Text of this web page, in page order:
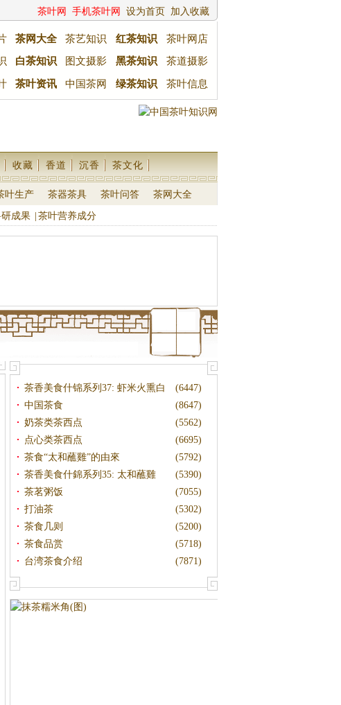
茶叶网 手机茶叶网 设为首页 加入收藏
茶网大全 茶艺知识 红茶知识
茶叶网店
白茶知识 图文摄影 黑茶知识 茶道摄影
茶叶资讯 中国茶网 绿茶知识 茶叶信息
收藏 香道 沉香 茶文化
叶生产 茶器茶具 茶叶问答 茶网大全
成果 茶叶营养成分
(6447)
茶香美食什锦系列37: 虾米火熏白
菜
(8647)
中国茶食
(5562)
奶茶类茶西点
(6695)
点心类茶西点
(5792)
茶食“太和蘸雞”的由來
(5390)
茶香美食什錦系列35: 太和蘸雞
(7055)
茶茗粥饭
(5302)
打油茶
(5200)
茶食几则
(5718)
茶食品赏
(7871)
台湾茶食介绍